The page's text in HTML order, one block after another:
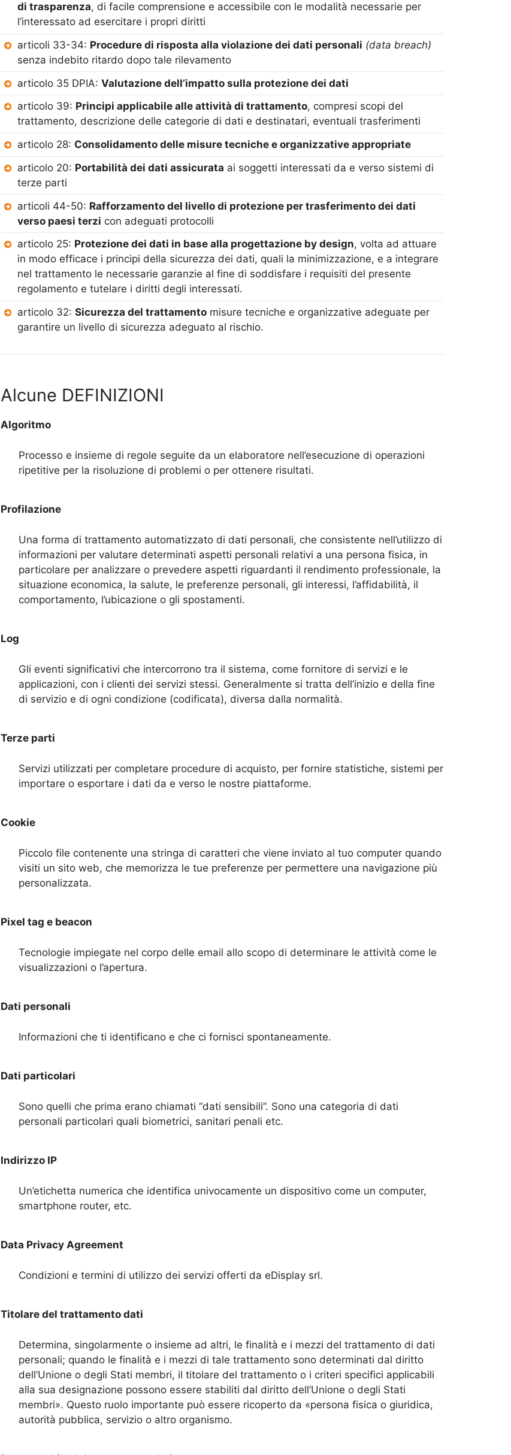
di trasparenza, di facile comprensione e accessibile con le modalità necessarie per
l’interessato ad esercitare i propri diritti
articoli 33-34: Procedure di risposta alla violazione dei dati personali (data breach)
senza indebito ritardo dopo tale rilevamento
articolo 35 DPIA: Valutazione dell’impatto sulla protezione dei dati
articolo 39: Principi applicabile alle attività di trattamento, compresi scopi del
trattamento, descrizione delle categorie di dati e destinatari, eventuali trasferimenti
articolo 28: Consolidamento delle misure tecniche e organizzative appropriate
articolo 20: Portabilità dei dati assicurata ai soggetti interessati da e verso sistemi di
terze parti
articoli 44-50: Rafforzamento del livello di protezione per trasferimento dei dati
verso paesi terzi con adeguati protocolli
articolo 25: Protezione dei dati in base alla progettazione by design, volta ad attuare
in modo efficace i principi della sicurezza dei dati, quali la minimizzazione, e a integrare
nel trattamento le necessarie garanzie al fine di soddisfare i requisiti del presente
regolamento e tutelare i diritti degli interessati.
articolo 32: Sicurezza del trattamento misure tecniche e organizzative adeguate per
garantire un livello di sicurezza adeguato al rischio.
Alcune DEFINIZIONI
Algoritmo
Processo e insieme di regole seguite da un elaboratore nell’esecuzione di operazioni
ripetitive per la risoluzione di problemi o per ottenere risultati.
Profilazione
Una forma di trattamento automatizzato di dati personali, che consistente nell’utilizzo di
informazioni per valutare determinati aspetti personali relativi a una persona fisica, in
particolare per analizzare o prevedere aspetti riguardanti il rendimento professionale, la
situazione economica, la salute, le preferenze personali, gli interessi, l’affidabilità, il
comportamento, l’ubicazione o gli spostamenti.
Log
Gli eventi significativi che intercorrono tra il sistema, come fornitore di servizi e le
applicazioni, con i clienti dei servizi stessi. Generalmente si tratta dell’inizio e della fine
di servizio e di ogni condizione (codificata), diversa dalla normalità.
Terze parti
Servizi utilizzati per completare procedure di acquisto, per fornire statistiche, sistemi per
importare o esportare i dati da e verso le nostre piattaforme.
Cookie
Piccolo file contenente una stringa di caratteri che viene inviato al tuo computer quando
visiti un sito web, che memorizza le tue preferenze per permettere una navigazione più
personalizzata.
Pixel tag e beacon
Tecnologie impiegate nel corpo delle email allo scopo di determinare le attività come le
visualizzazioni o l’apertura.
Dati personali
Informazioni che ti identificano e che ci fornisci spontaneamente.
Dati particolari
Sono quelli che prima erano chiamati “dati sensibili”. Sono una categoria di dati
personali particolari quali biometrici, sanitari penali etc.
Indirizzo IP
Un’etichetta numerica che identifica univocamente un dispositivo come un computer,
smartphone router, etc.
Data Privacy Agreement
Condizioni e termini di utilizzo dei servizi offerti da eDisplay srl.
Titolare del trattamento dati
Determina, singolarmente o insieme ad altri, le finalità e i mezzi del trattamento di dati
personali; quando le finalità e i mezzi di tale trattamento sono determinati dal diritto
dell’Unione o degli Stati membri, il titolare del trattamento o i criteri specifici applicabili
alla sua designazione possono essere stabiliti dal diritto dell’Unione o degli Stati
membri». Questo ruolo importante può essere ricoperto da «persona fisica o giuridica,
autorità pubblica, servizio o altro organismo.